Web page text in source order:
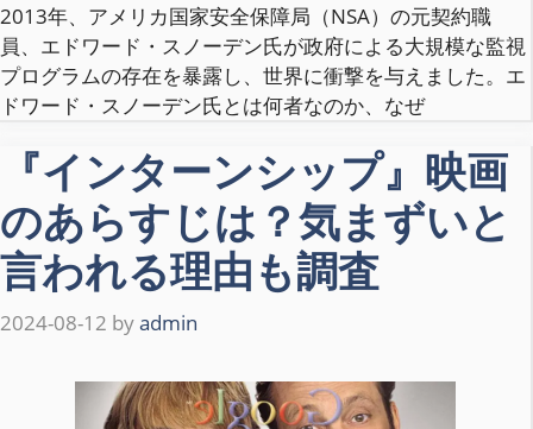
2013年、アメリカ国家安全保障局（NSA）の元契約職
員、エドワード・スノーデン氏が政府による大規模な監視
プログラムの存在を暴露し、世界に衝撃を与えました。エ
ドワード・スノーデン氏とは何者なのか、なぜ
『インターンシップ』映画
のあらすじは？気まずいと
言われる理由も調査
2024-08-12 byadmin